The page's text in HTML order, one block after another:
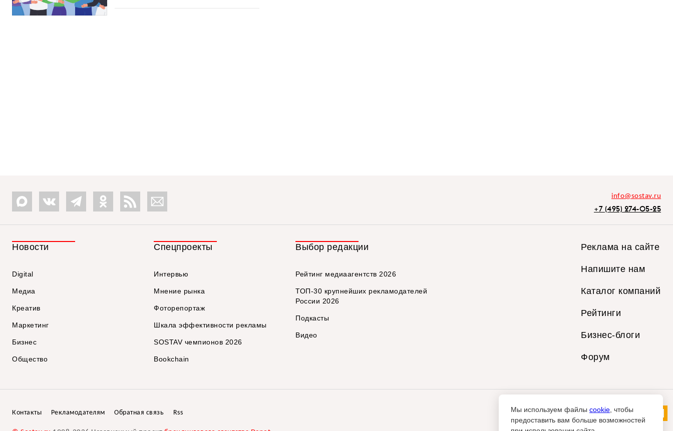
info@sostav.ru
+7 (495) 274-05-25
Новости
Digital
Медиа
Креатив
Маркетинг
Бизнес
Общество
Спецпроекты
Интервью
Мнение рынка
Фоторепортаж
Шкала эффективности рекламы
SOSTAV чемпионов 2026
Bookchain
Выбор редакции
Рейтинг медиаагентств 2026
ТОП-30 крупнейших рекламодателей
России 2026
Подкасты
Видео
Реклама на сайте
Напишите нам
Каталог компаний
Рейтинги
Бизнес-блоги
Форум
Контакты Рекламодателям Обратная связь Rss Мы используем файлы cookie , чтобы
предоставить вам больше возможностей